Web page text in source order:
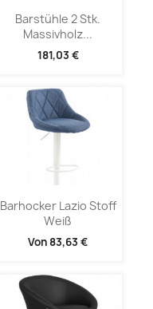
Barstühle 2 Stk.
Massivholz...
181,03 €
Barhocker Lazio Stoff
Weiß
Von 83,63 €